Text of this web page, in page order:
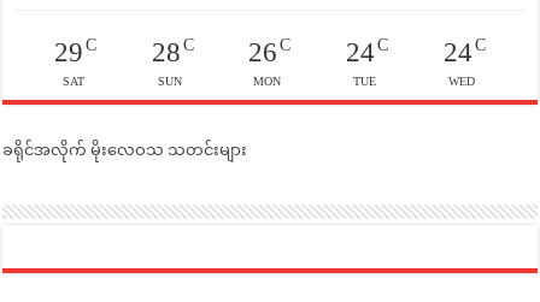
29C
SAT
28C
SUN
26 C
MON
24C
TUE
24C
WED
ခရိုင်အလိုက် မိုးလေဝသ သတင်းများ